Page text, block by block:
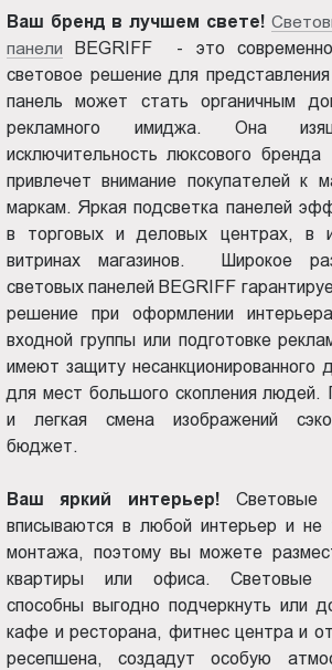
Ваш бренд в лучшем свете!
панели BEGRIFF - это
световое решение для
панель может стать органичным
рекламного имиджа. Она
исключительность люксового
привлечет внимание покупателей к
маркам. Яркая подсветка панелей
в торговых и деловых центрах, в
витринах магазинов. Широкое
световых панелей BEGRIFF
решение при оформлении
входной группы или подготовке
имеют защиту несанкционированного
для мест большого скопления
и легкая смена изображений
бюджет.
Ваш яркий интерьер!Световые
вписываются в любой интерьер и не
монтажа, поэтому вы можете
квартиры или офиса. Световые
способны выгодно подчеркнуть или
кафе и ресторана, фитнес центра и
ресепшена, создадут особую